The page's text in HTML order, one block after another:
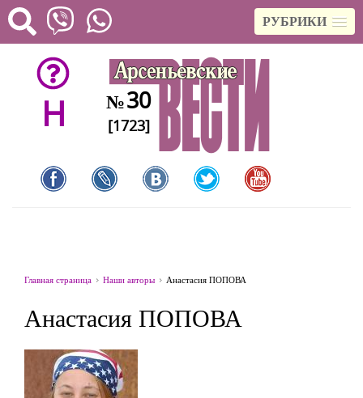
РУБРИКИ
H №30
[1723]
Главная страница Наши авторы Анастасия ПОПОВА
Анастасия ПОПОВА